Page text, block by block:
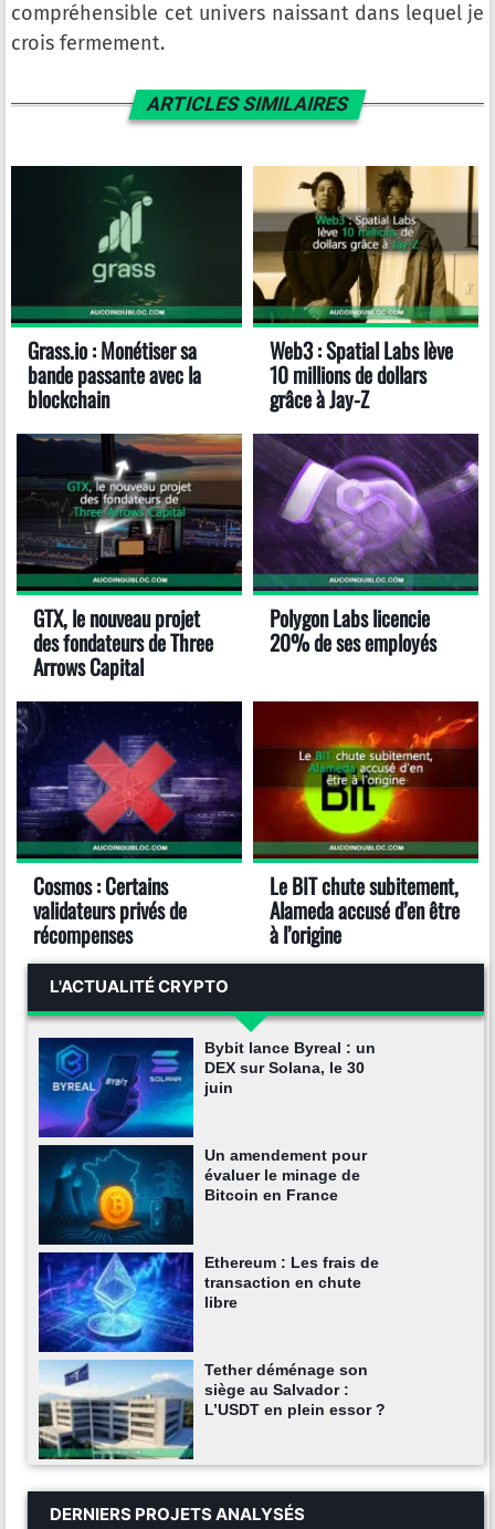
compréhensible cet univers naissant dans lequel je
crois fermement.
ARTICLES SIMILAIRES
Grass.io : Monétiser sa
bande passante avec la
blockchain
Web3 : Spatial Labs lève
10 millions de dollars
grâce à Jay-Z
GTX, le nouveau projet
des fondateurs de Three
Arrows Capital
Polygon Labs licencie
20% de ses employés
Cosmos : Certains
validateurs privés de
récompenses
Le BIT chute subitement,
Alameda accusé d’en être
à l’origine
L'ACTUALITÉ CRYPTO
Bybit lance Byreal : un
DEX sur Solana, le 30
juin
Un amendement pour
évaluer le minage de
Bitcoin en France
Ethereum : Les frais de
transaction en chute
libre
Tether déménage son
siège au Salvador :
L’USDT en plein essor ?
DERNIERS PROJETS ANALYSÉS